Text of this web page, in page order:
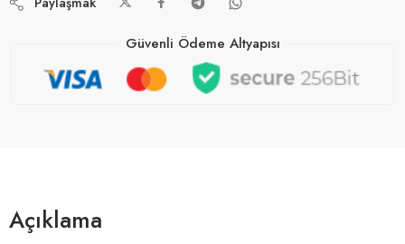
Güvenli Ödeme Altyapısı
Açıklama